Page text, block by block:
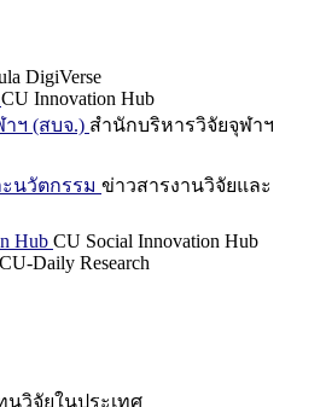
DigiVerse
CU Innovation Hub
ฯ (สบจ.) สำนักบริหารวิจัยจุฬาฯ
นวัตกรรม ข่าวสารงานวิจัยและ
Hub CU Social Innovation Hub
CU-Daily Research
นวิจัยในประเทศ